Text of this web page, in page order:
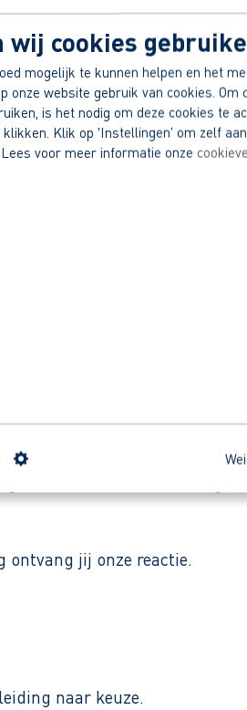
wij cookies
mogelijk te kunnen helpen en het
onze website gebruik van cookies.
is het nodig om deze cookies te
klikken. Klik op 'Instellingen' om zelf
voor meer informatie onze
afhankelijk van ervaring.
jouw voordelen.
omstandigheden.
met
dat het schoon en veilig
ontvang jij onze reactie.
naar keuze.